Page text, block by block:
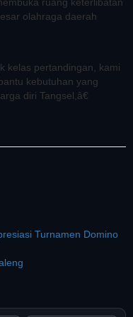
olahraga daerah
kelas pertandingan, kami
kebutuhan yang
diri Tangsel,â€
Turnamen Domino